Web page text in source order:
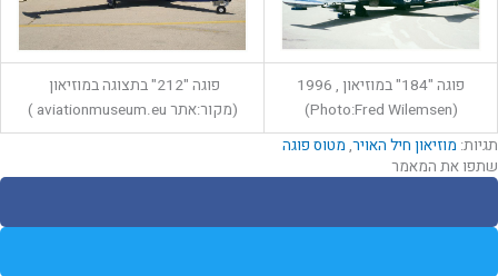
פוגה "184" במוזיאון , 1996
(Photo:Fred Wilemsen)
פוגה "212" בתצוגה במוזיאון
(מקור:אתר aviationmuseum.eu )
תגיות: מוזיאון חיל האויר, מטוס פוגה
שתפו את המאמר